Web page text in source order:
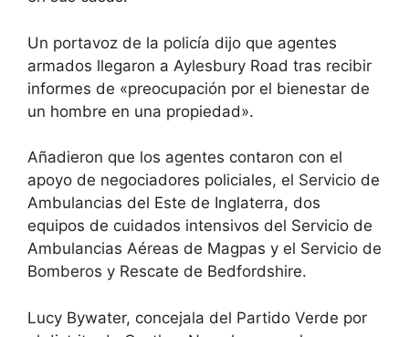
Un portavoz de la policía dijo que agentes
armados llegaron a Aylesbury Road tras recibir
informes de «preocupación por el bienestar de
un hombre en una propiedad».
Añadieron que los agentes contaron con el
apoyo de negociadores policiales, el Servicio de
Ambulancias del Este de Inglaterra, dos
equipos de cuidados intensivos del Servicio de
Ambulancias Aéreas de Magpas y el Servicio de
Bomberos y Rescate de Bedfordshire.
Lucy Bywater, concejala del Partido Verde por